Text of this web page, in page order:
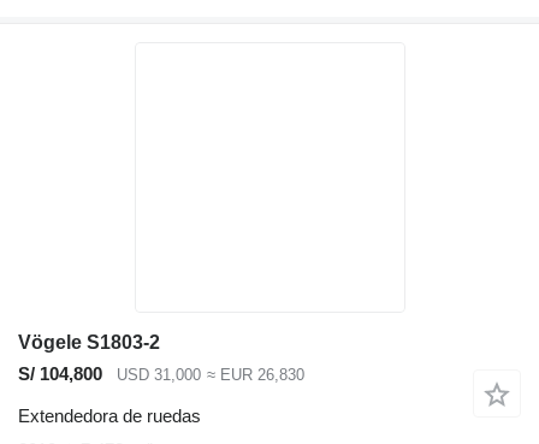
Vögele S1803-2
S/ 104,800
USD 31,000 ≈ EUR 26,830
Extendedora de ruedas